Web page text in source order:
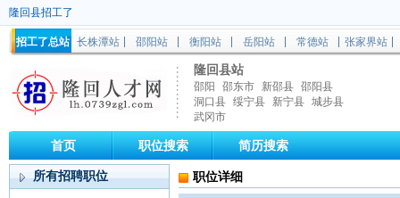
隆回县招工了
招工了总站 长株潭站 邵阳站 衡阳站 岳阳站 常德站 张家界站
隆回县站
邵阳 邵东市 新邵县 邵阳县
洞口县 绥宁县 新宁县 城步县
武冈市
首页 职位搜索 简历搜索
所有招聘职位 职位详细